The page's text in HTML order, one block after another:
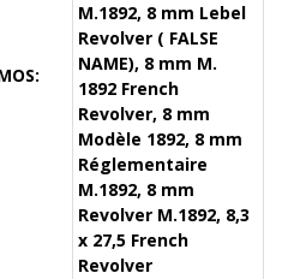
M.1892, 8 mm Lebel
Revolver ( FALSE
NAME), 8 mm M.
1892 French
Revolver, 8 mm
Modèle 1892, 8 mm
Réglementaire
M.1892, 8 mm
Revolver M.1892, 8,3
x 27,5 French
Revolver